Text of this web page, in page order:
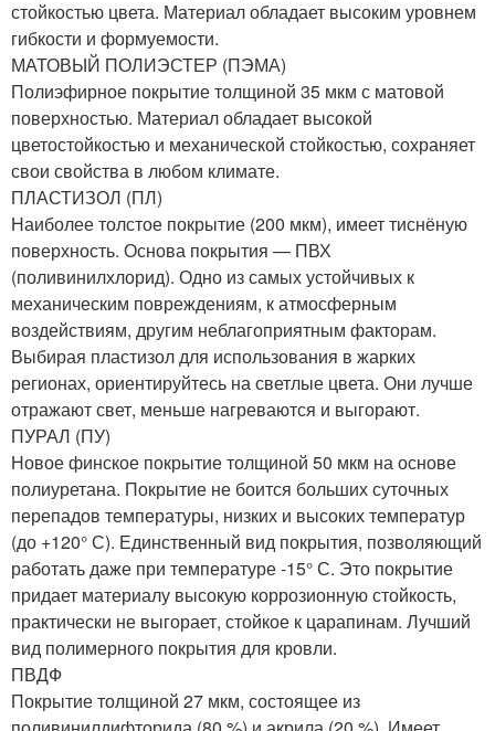
стойкостью цвета. Материал обладает высоким уровнем
гибкости и формуемости.
МАТОВЫЙ ПОЛИЭСТЕР (ПЭМА)
Полиэфирное покрытие толщиной 35 мкм с матовой
поверхностью. Материал обладает высокой
цветостойкостью и механической стойкостью, сохраняет
свои свойства в любом климате.
ПЛАСТИЗОЛ (ПЛ)
Наиболее толстое покрытие (200 мкм), имеет тиснёную
поверхность. Основа покрытия — ПВХ
(поливинилхлорид). Одно из самых устойчивых к
механическим повреждениям, к атмосферным
воздействиям, другим неблагоприятным факторам.
Выбирая пластизол для использования в жарких
регионах, ориентируйтесь на светлые цвета. Они лучше
отражают свет, меньше нагреваются и выгорают.
ПУРАЛ (ПУ)
Новое финское покрытие толщиной 50 мкм на основе
полиуретана. Покрытие не боится больших суточных
перепадов температуры, низких и высоких температур
(до +120° С). Единственный вид покрытия, позволяющий
работать даже при температуре -15° С. Это покрытие
придает материалу высокую коррозионную стойкость,
практически не выгорает, стойкое к царапинам. Лучший
вид полимерного покрытия для кровли.
ПВДФ
Покрытие толщиной 27 мкм, состоящее из